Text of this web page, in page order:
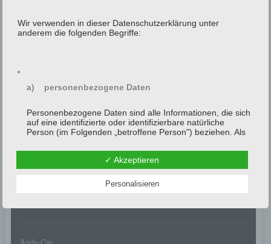
Mitarbeiterbereich
Wir verwenden in dieser Datenschutzerklärung unter
anderem die folgenden Begriffe:
a) personenbezogene Daten
Personenbezogene Daten sind alle Informationen, die sich
auf eine identifizierte oder identifizierbare natürliche
Person (im Folgenden „betroffene Person") beziehen. Als
direkt oder indirekt, insbesondere mittels Zuordnung zu
einer Kennung wie einem Namen, zu einer Kennnummer,
zu Standortdaten, zu einer Online-Kennung oder zu einem
oder mehreren besonderen Merkmalen, die Ausdruck der
natürlichen Person sind, identifiziert werden kann.
✓ Akzeptieren
Personalisieren